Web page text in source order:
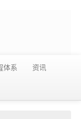
体系 资讯